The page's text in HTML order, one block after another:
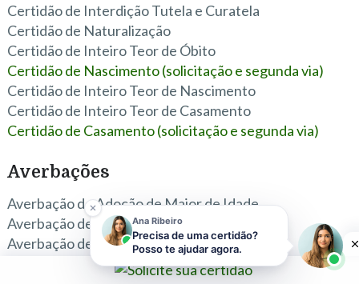
Certidão de Interdição Tutela e Curatela
Certidão de Naturalização
Certidão de Inteiro Teor de Óbito
Certidão de Nascimento (solicitação e segunda via)
Certidão de Inteiro Teor de Nascimento
Certidão de Inteiro Teor de Casamento
Certidão de Casamento (solicitação e segunda via)
Averbações
Averbação de Adoção de Maior de Idade
Averbação de Retificação
Averbação de Exclusão de Paternidade
Averbação de Anulação de Casamento
Ana Ribeiro
Precisa de uma certidão?
Posso te ajudar agora.